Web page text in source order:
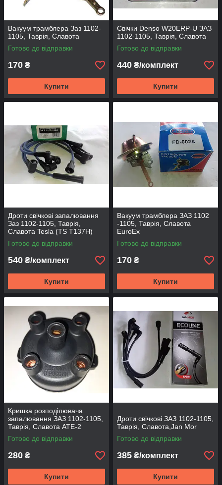
Вакуум трамблера Заз 1102-
1105, Таврія, Славота
Готово до відправки
170 ₴
Купити
Свічки Denso W20ERP-U ЗАЗ
1102-1105, Таврія, Славота
Готово до відправки
440 ₴/комплект
Купити
Дроти свічкові запалювання
Заз 1102-1105, Таврія,
Славота Tesla (TS T137H)
Готово до відправки
540 ₴/комплект
Купити
Вакуум трамблера ЗАЗ 1102
-1105, Таврія, Славота
EuroEx
Готово до відправки
170 ₴
Купити
Кришка розподілювача
запалювання ЗАЗ 1102-1105,
Таврія, Славота АТЕ-2
Готово до відправки
280 ₴
Купити
Дроти свічкові ЗАЗ 1102-1105,
Таврія, Славота,Jan Mor
Готово до відправки
385 ₴/комплект
Купити